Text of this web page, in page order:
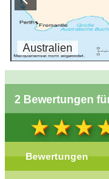
Australien
2 Bewertungen
Bewertungen